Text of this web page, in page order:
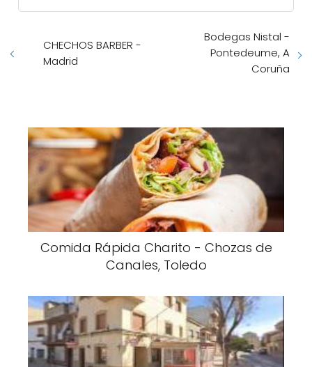
CHECHOS BARBER -
Madrid
Bodegas Nistal -
Pontedeume, A
Coruña
Comida Rápida Charito - Chozas de
Canales, Toledo